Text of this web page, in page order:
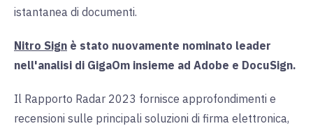
istantanea di documenti.
Nitro Sign è stato nuovamente nominato leader
nell'analisi di GigaOm insieme ad Adobe e DocuSign.
Il Rapporto Radar 2023 fornisce approfondimenti e
recensioni sulle principali soluzioni di firma elettronica,